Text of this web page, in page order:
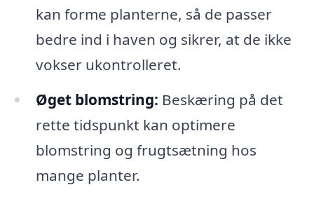
kan forme planterne, så de passer
bedre ind i haven og sikrer, at de ikke
vokser ukontrolleret.
Øget blomstring: Beskæring på det
rette tidspunkt kan optimere
blomstring og frugtsætning hos
mange planter.